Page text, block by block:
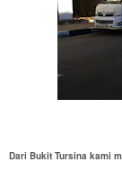
Dari Bukit Tursina kami